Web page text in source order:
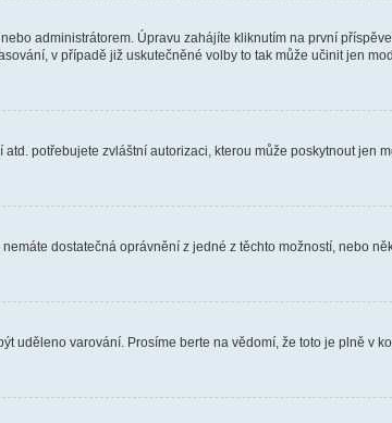
administrátorem. Úpravu zahájíte kliknutím na první
v případě již uskutečněné volby to tak může učinit jen
potřebujete zvláštní autorizaci, kterou může poskytnout jen
dostatečná oprávnění z jedné z těchto možností, nebo
uděleno varování. Prosíme berte na vědomí, že toto je plně v